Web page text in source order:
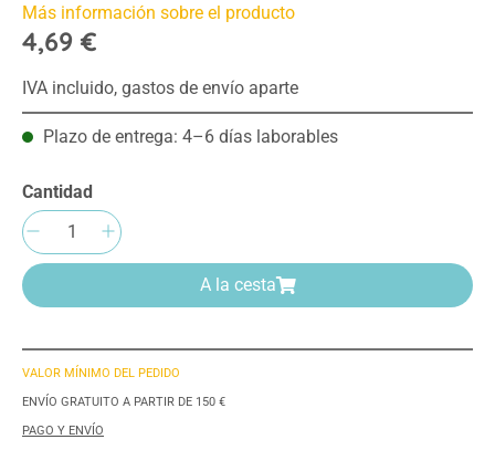
Más información sobre el producto
4,69 €
IVA incluido, gastos de envío aparte
Plazo de entrega: 4–6 días laborables
Cantidad
Cantidad del producto: introduce la
A la cesta
VALOR MÍNIMO DEL PEDIDO
ENVÍO GRATUITO A PARTIR DE 150 €
PAGO Y ENVÍO